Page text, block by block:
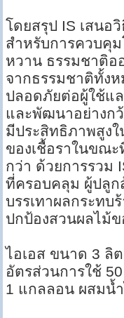
โดยสรุป IS เสน
สำหรับการควบคุม
หวาน ธรรมชาติอ
จากธรรมชาติทั้ง
ปลอดภัยต่อผู้ใช้แ
และพัฒนาอย่างก
มีประสิทธิภาพสูงใ
ของเชื้อราในขณ
กว่า ด้วยการรวม
ที่ครอบคลุม ผู้ปลูก
บรรเทาผลกระทบ
ปกป้องสวนผลไม้
ไอเอส ขนาด 3 ลิ
อัตรส่วนการใช้
1 แกลลอน ผสมน้